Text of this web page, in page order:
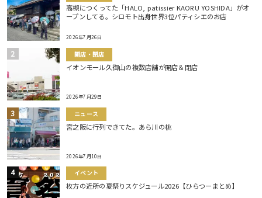
高槻につくってた「HALO, patissier KAORU YOSHIDA」がオ
ープンしてる。シロモト出身世界3位パティシエのお店
2026年7月26日
開店・閉店
イオンモール久御山の複数店舗が開店＆閉店
2026年7月29日
ニュース
宮之阪に行列できてた。あら川の桃
2026年7月10日
イベント
枚方の近所の夏祭りスケジュール2026【ひらつーまとめ】